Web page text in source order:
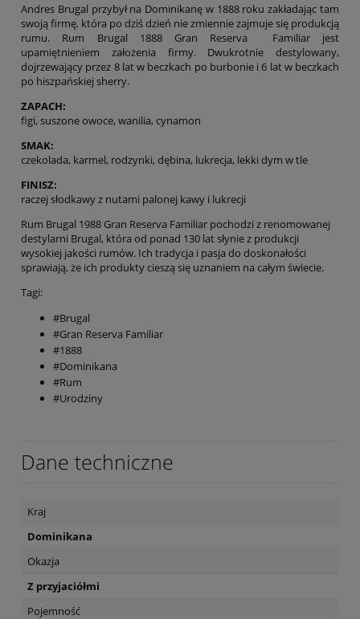
Andres Brugal przybył na Dominikanę w 1888 roku zakładając tam
swoją firmę, która po dziś dzień nie zmiennie zajmuje się produkcją
rumu. Rum Brugal 1888 Gran Reserva Familiar jest
upamiętnieniem założenia firmy. Dwukrotnie destylowany,
dojrzewający przez 8 lat w beczkach po burbonie i 6 lat w beczkach
po hiszpańskiej sherry.
ZAPACH:
figi, suszone owoce, wanilia, cynamon
SMAK:
czekolada, karmel, rodzynki, dębina, lukrecja, lekki dym w tle
FINISZ:
raczej słodkawy z nutami palonej kawy i lukrecji
Rum Brugal 1988 Gran Reserva Familiar pochodzi z renomowanej
destylarni Brugal, która od ponad 130 lat słynie z produkcji
wysokiej jakości rumów. Ich tradycja i pasja do doskonałości
sprawiają, że ich produkty cieszą się uznaniem na całym świecie.
Tagi:
#Brugal
#Gran Reserva Familiar
#1888
#Dominikana
#Rum
#Urodziny
Dane techniczne
Kraj
Dominikana
Okazja
Z przyjaciółmi
Pojemność